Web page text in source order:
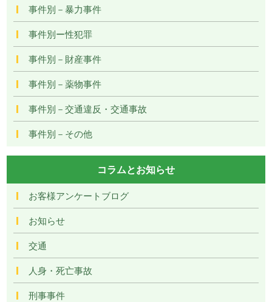
事件別－暴力事件
事件別ー性犯罪
事件別－財産事件
事件別－薬物事件
事件別－交通違反・交通事故
事件別－その他
コラムとお知らせ
お客様アンケートブログ
お知らせ
交通
人身・死亡事故
刑事事件